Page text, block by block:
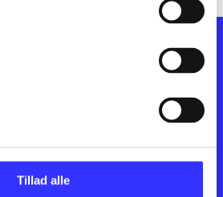
Tillad alle
Artikler